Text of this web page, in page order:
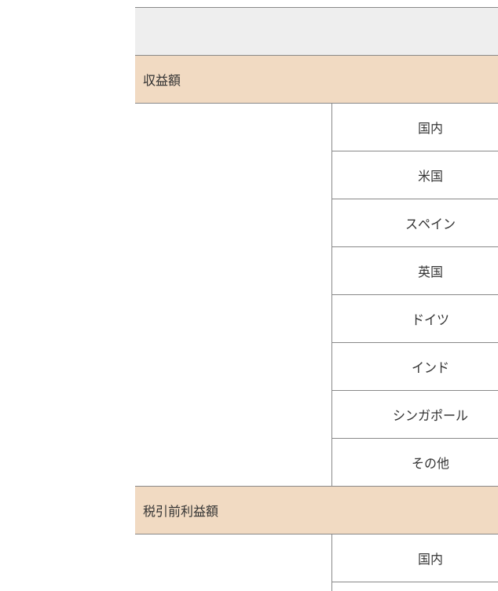
収益額
国内
米国
スペイン
英国
ドイツ
インド
シンガポール
その他
税引前利益額
国内